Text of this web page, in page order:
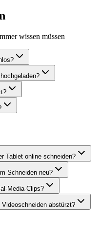
wissen müssen
Tablet online schneiden?
Schneiden neu?
Media-Clips?
abstürzt?